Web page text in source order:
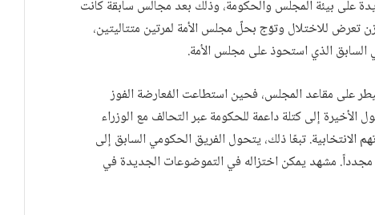
على بيئة المجلس والحكومة، وذلك بعد مجالس سابقة كانت
تعرض للاختلال وتوّج بحلّ مجلس الأمة لمرتين متتاليتين،
السابق الذي استحوذ على مجلس الأمة.
على مقاعد المجلس، فحين استطاعت المُعارضة الفوز
إلى كتلة داعمة للحكومة عبر التحالف مع الوزراء
الانتخابية. تبعًا ذلك، يتحول الفريق الحكومي السابق إلى
مجدداً. مشهد يمكن اختزاله في التموضوعات الجديدة في